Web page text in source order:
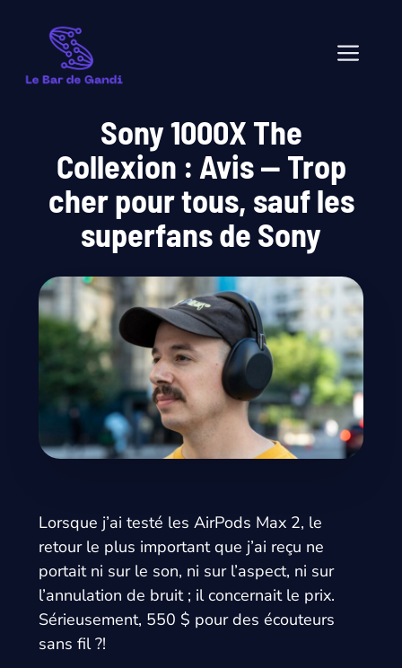
Sony 1000X The
Collexion : Avis — Trop
cher pour tous, sauf les
superfans de Sony
mai 30, 2026
Lorsque j’ai testé les AirPods Max 2, le
retour le plus important que j’ai reçu ne
portait ni sur le son, ni sur l’aspect, ni sur
l’annulation de bruit ; il concernait le prix.
Sérieusement, 550 $ pour des écouteurs
sans fil ?!